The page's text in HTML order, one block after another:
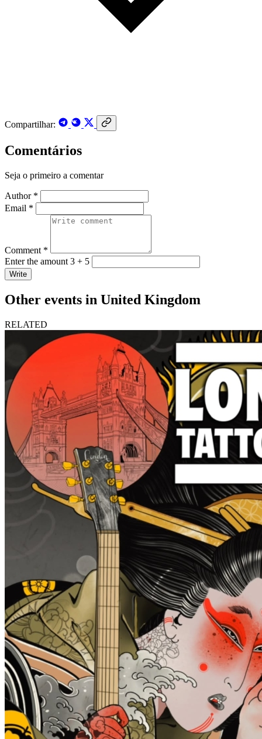
Compartilhar:
Comentários
Seja o primeiro a comentar
Author *
Email *
Comment *
Enter the amount 3 + 5
Write
Other events in United Kingdom
RELATED